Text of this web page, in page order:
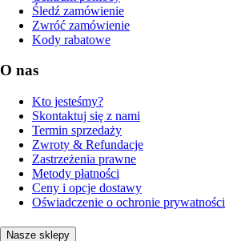
Śledź zamówienie
Zwróć zamówienie
Kody rabatowe
O nas
Kto jesteśmy?
Skontaktuj się z nami
Termin sprzedaży
Zwroty & Refundacje
Zastrzeżenia prawne
Metody płatności
Ceny i opcje dostawy
Oświadczenie o ochronie prywatności
Nasze sklepy